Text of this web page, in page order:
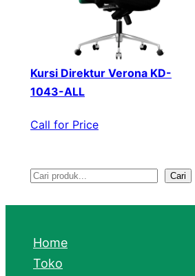
Kursi Direktur Verona KD-
1043-ALL
Call for Price
S
e
a
r
Cari
Home
Toko